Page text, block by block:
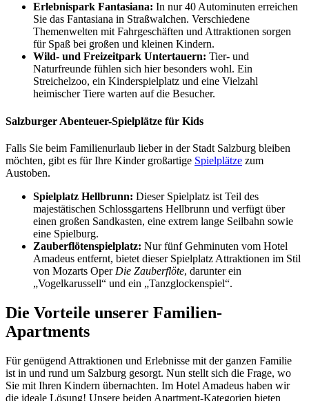
Erlebnispark Fantasiana: In nur 40 Autominuten erreichen
Sie das Fantasiana in Straßwalchen. Verschiedene
Themenwelten mit Fahrgeschäften und Attraktionen sorgen
für Spaß bei großen und kleinen Kindern.
Wild- und Freizeitpark Untertauern: Tier- und
Naturfreunde fühlen sich hier besonders wohl. Ein
Streichelzoo, ein Kinderspielplatz und eine Vielzahl
heimischer Tiere warten auf die Besucher.
Salzburger Abenteuer-Spielplätze für Kids
Falls Sie beim Familienurlaub lieber in der Stadt Salzburg bleiben
möchten, gibt es für Ihre Kinder großartige Spielplätze zum
Austoben.
Spielplatz Hellbrunn: Dieser Spielplatz ist Teil des
majestätischen Schlossgartens Hellbrunn und verfügt über
einen großen Sandkasten, eine extrem lange Seilbahn sowie
eine Spielburg.
Zauberflötenspielplatz: Nur fünf Gehminuten vom Hotel
Amadeus entfernt, bietet dieser Spielplatz Attraktionen im Stil
von Mozarts Oper Die Zauberflöte, darunter ein
„Vogelkarussell“ und ein „Tanzglockenspiel“.
Die Vorteile unserer Familien-
Apartments
Für genügend Attraktionen und Erlebnisse mit der ganzen Familie
ist in und rund um Salzburg gesorgt. Nun stellt sich die Frage, wo
Sie mit Ihren Kindern übernachten. Im Hotel Amadeus haben wir
die ideale Lösung! Unsere beiden Apartment-Kategorien bieten